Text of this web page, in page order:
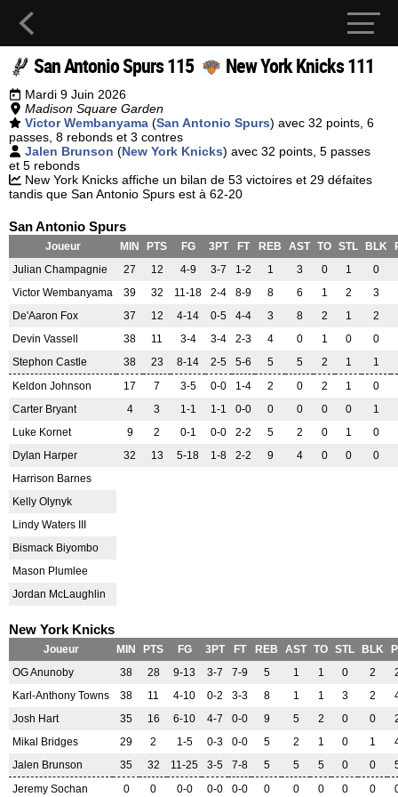
San Antonio Spurs 115 New York Knicks 111
Mardi 9 Juin 2026
Madison Square Garden
Victor Wembanyama (San Antonio Spurs) avec 32 points, 6
passes, 8 rebonds et 3 contres
Jalen Brunson (New York Knicks) avec 32 points, 5 passes
et 5 rebonds
New York Knicks affiche un bilan de 53 victoires et 29 défaites
tandis que San Antonio Spurs est à 62-20
San Antonio Spurs
Joueur MIN PTS FG 3PT FT REB AST TO STL BLK
Julian Champagnie
27 12 4-9 3-7 1-2 1 3 0 1
0
Victor Wembanyama
39 32 11-18 2-4 8-9 8 6 1 2
3
De'Aaron Fox
37 12 4-14 0-5 4-4 3 8 2 1
2
Devin Vassell
38 11 3-4 3-4 2-3 4 0 1 0
0
Stephon Castle
38 23 8-14 2-5 5-6 5 5 2 1
1
Keldon Johnson
17 7 3-5 0-0 1-4 2 0 2 1
0
Carter Bryant
4 3 1-1 1-1 0-0 0 0 0 0
1
Luke Kornet
9 2 0-1 0-0 2-2 5 2 0 1
0
Dylan Harper
32 13 5-18 1-8 2-2 9 4 0 0
0
Harrison Barnes
Kelly Olynyk
Lindy Waters III
Bismack Biyombo
Mason Plumlee
Jordan McLaughlin
New York Knicks
Joueur MIN PTS FG 3PT FT REB AST TO STL BLK
OG Anunoby
38 28 9-13 3-7 7-9 5 1 1 0 2
Karl-Anthony Towns
38 11 4-10 0-2 3-3 8 1 1 3 2
Josh Hart
35 16 6-10 4-7 0-0 9 5 2 0 0
Mikal Bridges
29 2 1-5 0-3 0-0 5 2 1 0 1
Jalen Brunson
35 32 11-25 3-5 7-8 5 5 5 0 0
Jeremy Sochan
0 0 0-0 0-0 0-0 0 0 0 0 0